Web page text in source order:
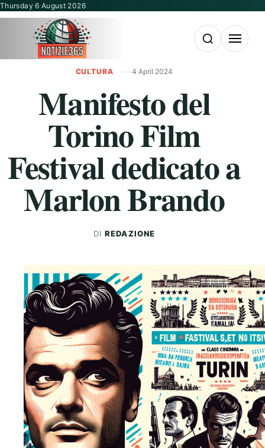
Vai al contenuto
Thursday 6 August 2026
Apri la ricerca
Apri il
CULTURA 4 April 2024
Manifesto del
Torino Film
Festival dedicato a
Marlon Brando
DIREDAZIONE